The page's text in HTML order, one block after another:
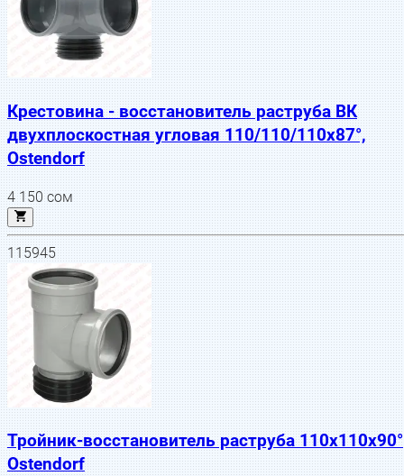
Крестовина - восстановитель раструба ВК
двухплоскостная угловая 110/110/110х87°,
Ostendorf
4 150сом
115945
Тройник-восстановитель раструба 110х110х90°
Ostendorf